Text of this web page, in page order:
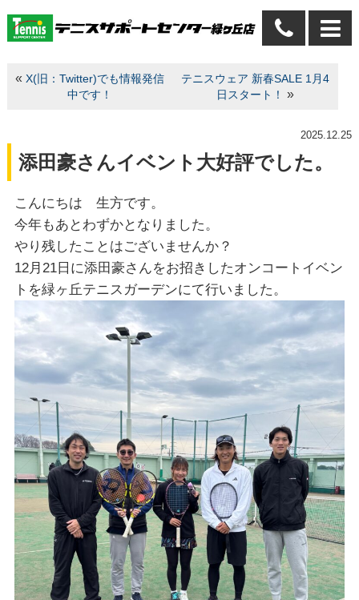
«X(旧：Twitter)でも情報発信
中です！
テニスウェア 新春SALE 1月4
日スタート！
»
2025.12.25
添田豪さんイベント大好評でした。
こんにちは 生方です。
今年もあとわずかとなりました。
やり残したことはございませんか？
12月21日に添田豪さんをお招きしたオンコートイベン
トを緑ヶ丘テニスガーデンにて行いました。